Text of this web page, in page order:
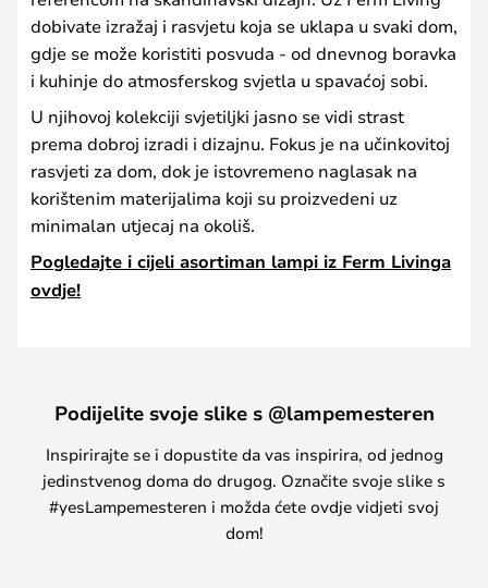
dobivate izražaj i rasvjetu koja se uklapa u svaki dom,
gdje se može koristiti posvuda - od dnevnog boravka
i kuhinje do atmosferskog svjetla u spavaćoj sobi.
U njihovoj kolekciji svjetiljki jasno se vidi strast
prema dobroj izradi i dizajnu. Fokus je na učinkovitoj
rasvjeti za dom, dok je istovremeno naglasak na
korištenim materijalima koji su proizvedeni uz
minimalan utjecaj na okoliš.
Pogledajte i cijeli asortiman lampi iz Ferm Livinga
ovdje!
Podijelite svoje slike s @lampemesteren
Inspirirajte se i dopustite da vas inspirira, od jednog
jedinstvenog doma do drugog. Označite svoje slike s
#yesLampemesteren i možda ćete ovdje vidjeti svoj
dom!